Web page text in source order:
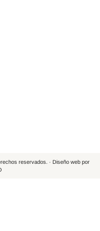
reservados. · Diseño web por